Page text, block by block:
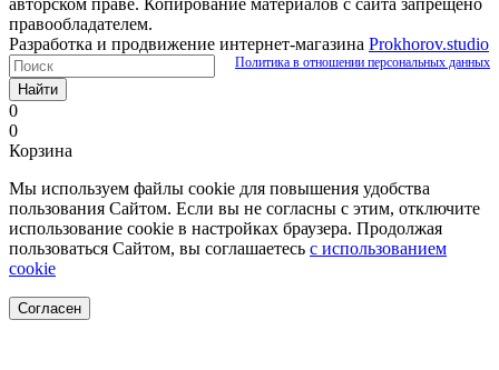
правообладателем.
Разработка и продвижение интернет-магазина Prokhorov.studio
Политика в отношении персональных данных
Найти
0
0
Корзина
Мы используем файлы cookie для повышения удобства
пользования Сайтом. Если вы не согласны с этим, отключите
использование cookie в настройках браузера. Продолжая
пользоваться Сайтом, вы соглашаетесь с использованием
cookie
Согласен